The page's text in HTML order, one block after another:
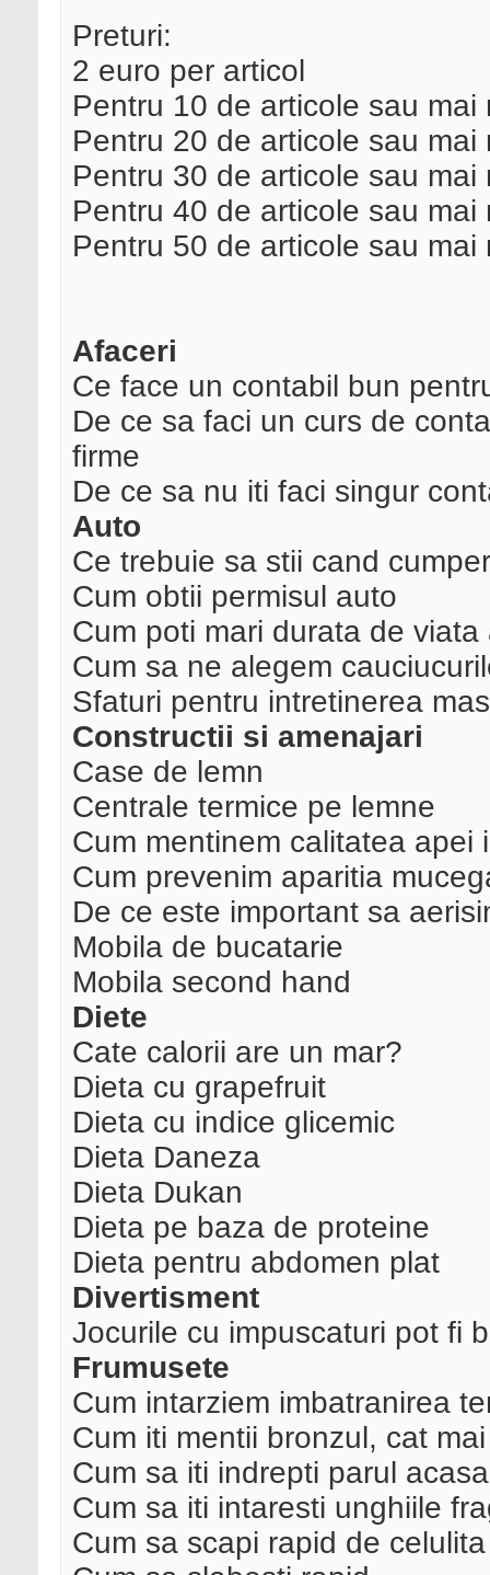
Preturi:
2 euro per articol
Pentru 10 de articole sau mai
Pentru 20 de articole sau mai
Pentru 30 de articole sau mai
Pentru 40 de articole sau mai
Pentru 50 de articole sau mai
Afaceri
Ce face un contabil bun
De ce sa faci un curs de
firme
De ce sa nu iti faci singur
Auto
Ce trebuie sa stii cand
Cum obtii permisul auto
Cum poti mari durata de
Cum sa ne alegem
Sfaturi pentru intretinerea
Constructii si amenajari
Case de lemn
Centrale termice pe lemne
Cum mentinem calitatea apei
Cum prevenim aparitia
De ce este important sa
Mobila de bucatarie
Mobila second hand
Diete
Cate calorii are un mar?
Dieta cu grapefruit
Dieta cu indice glicemic
Dieta Daneza
Dieta Dukan
Dieta pe baza de proteine
Dieta pentru abdomen plat
Divertisment
Jocurile cu impuscaturi pot fi
Frumusete
Cum intarziem imbatranirea
Cum iti mentii bronzul, cat
Cum sa iti indrepti parul acasa
Cum sa iti intaresti unghiile
Cum sa scapi rapid de celulita